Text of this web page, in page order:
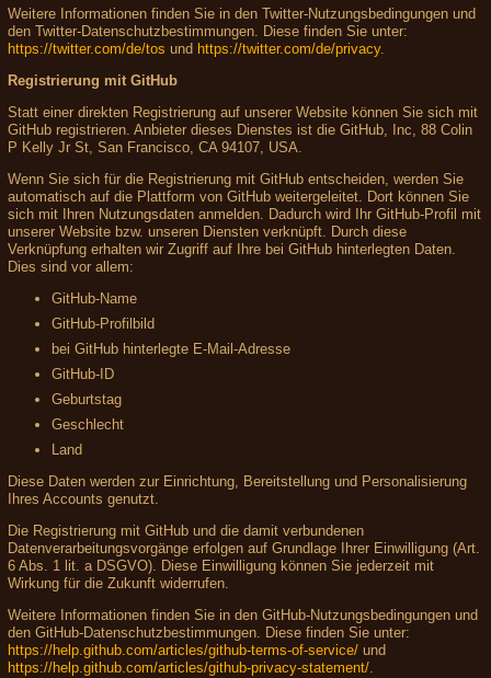
Weitere Informationen finden Sie in den Twitter-Nutzungsbedingungen und
den Twitter-Datenschutzbestimmungen. Diese finden Sie unter:
https://twitter.com/de/tos und https://twitter.com/de/privacy.
Registrierung mit GitHub
Statt einer direkten Registrierung auf unserer Website können Sie sich mit
GitHub registrieren. Anbieter dieses Dienstes ist die GitHub, Inc, 88 Colin
P Kelly Jr St, San Francisco, CA 94107, USA.
Wenn Sie sich für die Registrierung mit GitHub entscheiden, werden Sie
automatisch auf die Plattform von GitHub weitergeleitet. Dort können Sie
sich mit Ihren Nutzungsdaten anmelden. Dadurch wird Ihr GitHub-Profil mit
unserer Website bzw. unseren Diensten verknüpft. Durch diese
Verknüpfung erhalten wir Zugriff auf Ihre bei GitHub hinterlegten Daten.
Dies sind vor allem:
GitHub-Name
GitHub-Profilbild
bei GitHub hinterlegte E-Mail-Adresse
GitHub-ID
Geburtstag
Geschlecht
Land
Diese Daten werden zur Einrichtung, Bereitstellung und Personalisierung
Ihres Accounts genutzt.
Die Registrierung mit GitHub und die damit verbundenen
Datenverarbeitungsvorgänge erfolgen auf Grundlage Ihrer Einwilligung (Art.
6 Abs. 1 lit. a DSGVO). Diese Einwilligung können Sie jederzeit mit
Wirkung für die Zukunft widerrufen.
Weitere Informationen finden Sie in den GitHub-Nutzungsbedingungen und
den GitHub-Datenschutzbestimmungen. Diese finden Sie unter:
https://help.github.com/articles/github-terms-of-service/ und
https://help.github.com/articles/github-privacy-statement/.